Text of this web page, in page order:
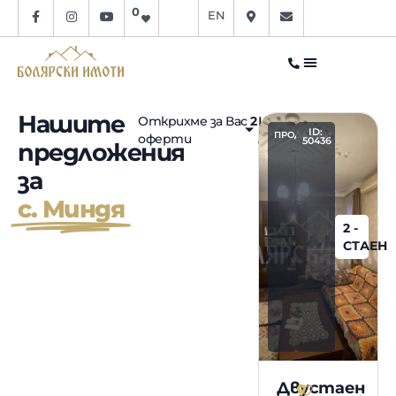
0 EN
Нашите
предложения
за
с. Миндя
Открихме за Вас2
оферти
Изберете
локация
ПРОДАЖБИ
ID:
50436
2 -
СТАЕН
Двустаен